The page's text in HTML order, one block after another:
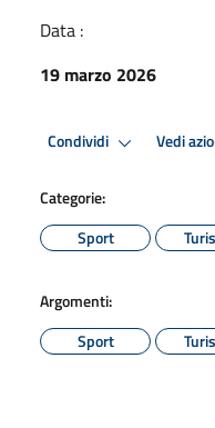
Data :
19 marzo 2026
Condividi Vedi
Categorie:
Sport
Argomenti:
Sport